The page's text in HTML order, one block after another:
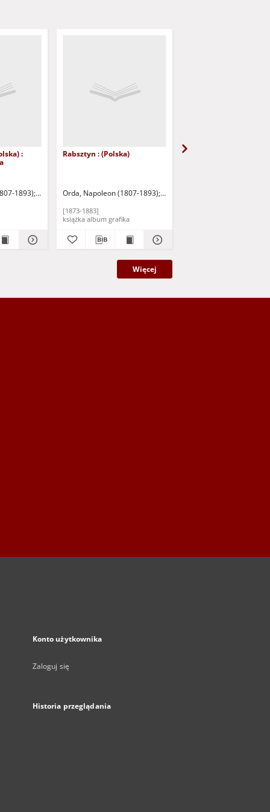
M. Fajansa
:
1893) Warszawa: Zakład Litograficzny M. Fajansa
Rabsztyn : (Polska)
Orda, Napoleon (1807-1893) Warszawa: Zakład
[1873-1883]
książka album grafika
Więcej
Konto użytkownika
Zaloguj się
Historia przeglądania